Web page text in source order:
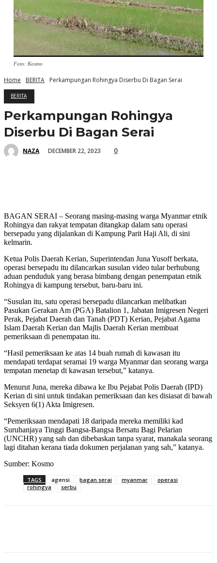
Foto: Kosmo
Home BERITA Perkampungan Rohingya Diserbu Di Bagan Serai
BERITA
Perkampungan Rohingya
Diserbu Di Bagan Serai
NAZA DECEMBER 22, 2023 0
BAGAN SERAI – Seorang masing-masing warga Myanmar etnik
Rohingya dan rakyat tempatan ditangkap dalam satu operasi
bersepadu yang dijalankan di Kampung Parit Haji Ali, di sini
kelmarin.
Ketua Polis Daerah Kerian, Superintendan Juna Yusoff berkata,
operasi bersepadu itu dilancarkan susulan video tular berhubung
aduan penduduk yang berasa bimbang dengan penempatan etnik
Rohingya di kampung tersebut, baru-baru ini.
“Susulan itu, satu operasi bersepadu dilancarkan melibatkan
Pasukan Gerakan Am (PGA) Batalion 1, Jabatan Imigresen Negeri
Perak, Pejabat Daerah dan Tanah (PDT) Kerian, Pejabat Agama
Islam Daerah Kerian dan Majlis Daerah Kerian membuat
pemeriksaan di penempatan itu.
“Hasil pemeriksaan ke atas 14 buah rumah di kawasan itu
mendapati terdapat seramai 19 warga Myanmar dan seorang warga
tempatan menetap di kawasan tersebut,” katanya.
Menurut Juna, mereka dibawa ke Ibu Pejabat Polis Daerah (IPD)
Kerian di sini untuk tindakan pemeriksaan dan kes disiasat di bawah
Seksyen 6(1) Akta Imigresen.
“Pemeriksaan mendapati 18 daripada mereka memiliki kad
Suruhanjaya Tinggi Bangsa-Bangsa Bersatu Bagi Pelarian
(UNCHR) yang sah dan dibebaskan tanpa syarat, manakala seorang
lagi ditahan kerana tiada dokumen perjalanan yang sah,” katanya.
Sumber: Kosmo
TAGS agensi bagan serai myanmar
operasi
rohingya
serbu